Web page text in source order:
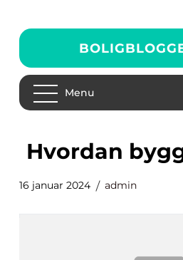
Menu
hvordan
16 januar 2024 admin